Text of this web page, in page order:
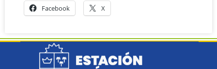
Facebook X